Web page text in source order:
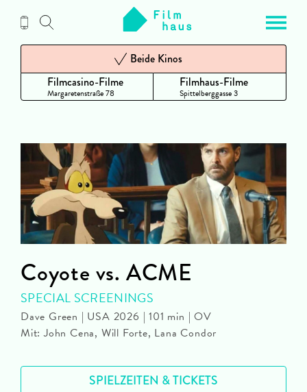
Inhalt
Filmcasino-Filme
Margaretenstraße 78
Beide Kinos
Filmhaus-Filme
Spittelberggasse 3
Coyote vs. ACME
SPECIAL SCREENINGS
Dave Green | USA 2026 | 101 min | OV
Mit: John Cena, Will Forte, Lana Condor
SPIELZEITEN & TICKETS